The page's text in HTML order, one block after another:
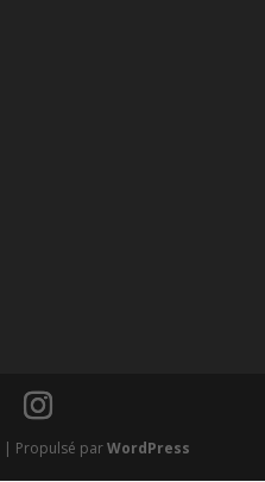
| Propulsé parWordPress